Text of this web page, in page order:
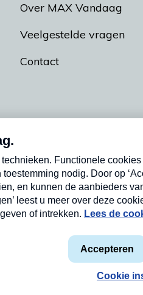
Over MAX Vandaag
Veelgestelde vragen
Contact
Privacyverklaring